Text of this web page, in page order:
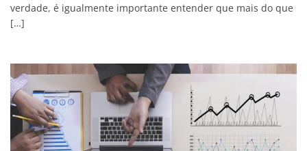
verdade, é igualmente importante entender que mais do que
[…]